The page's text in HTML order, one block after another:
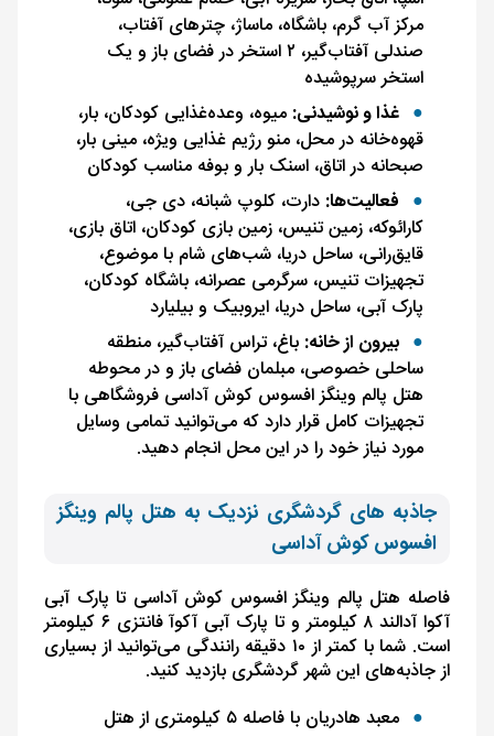
مرکز آب ‌گرم، باشگاه، ماساژ، چترهای آفتاب،
صندلی آفتاب‌گیر، ۲ استخر در فضای باز و یک
استخر سرپوشیده
غذا و نوشیدنی: میوه، وعده‌غذایی کودکان، بار،
قهوه‌خانه در محل، منو رژیم‌ غذایی ویژه، مینی بار،
صبحانه در اتاق، اسنک بار و بوفه مناسب کودکان
فعالیت‌ها: دارت، کلوپ شبانه، دی جی،
کارائوکه، زمین تنیس، زمین بازی کودکان، اتاق بازی،
قایق‌رانی، ساحل دریا، شب‌های شام با موضوع،
تجهیزات تنیس، سرگرمی عصرانه، باشگاه کودکان،
پارک آبی، ساحل دریا، ایروبیک و بیلیارد
بیرون از خانه: باغ، تراس آفتاب‌گیر، منطقه
ساحلی خصوصی، مبلمان فضای باز ودر محوطه
هتل پالم وینگز افسوس کوش آداسی فروشگاهی با
تجهیزات کامل قرار دارد که می‌توانید تمامی وسایل
مورد نیاز خود را در این محل انجام دهید.
جاذبه های گردشگری نزدیک به هتل پالم وینگز
افسوس کوش آداسی
فاصله هتل پالم وینگز افسوس کوش آداسی تا پارک آبی
آکوا آدالند ۸ کیلومتر و تا پارک آبی آکوآ فانتزی ۶ کیلومتر
است. شما با کمتر از ۱۰ دقیقه رانندگی می‌توانید از بسیاری
از جاذبه‌های این شهر گردشگری بازدید کنید.
معبد هادریان با فاصله ۵ کیلومتری از هتل